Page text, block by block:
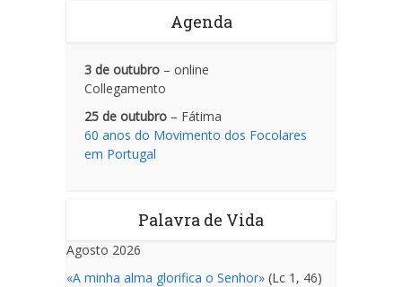
Agenda
3 de outubro – online
Collegamento
25 de outubro – Fátima
60 anos do Movimento dos Focolares
em Portugal
Palavra de Vida
Agosto 2026
«A minha alma glorifica o Senhor» (Lc 1, 46)